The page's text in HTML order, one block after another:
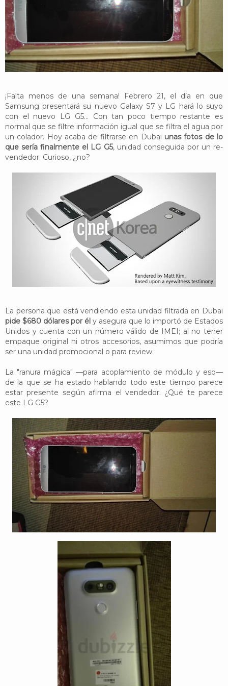
¡Falta menos de una semana! Febrero 21, el día en que
Samsung presentará su nuevo Galaxy S7 y LG hará lo suyo
con el nuevo LG G5... Con tan poco tiempo restante es
normal que se filtre información igual que se filtra el agua por
un colador. Hoy acaba de filtrarse en Dubai unas fotos de lo
que sería finalmente el LG G5, unidad conseguida por un re-
vendedor. Curioso, ¿no?
La persona que está vendiendo esta unidad filtrada en Dubai
pide $680 dólares por él y asegura que lo importó de Estados
Unidos y cuenta con un número válido de IMEI; al no tener
empaque original ni otros accesorios, asumimos que podría
ser una unidad promocional o para review.
La "ranura mágica" —para acoplamiento de módulo y eso—
de la que se ha estado hablando todo este tiempo parece
estar presente según afirma el vendedor. ¿Qué te parece
este LG G5?
YouTube
Twitter
Foro